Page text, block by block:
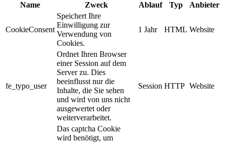
Name Zweck Ablauf Typ Anbieter
CookieConsent
Speichert Ihre
Einwilligung zur
Verwendung von
Cookies.
1 Jahr HTML Website
fe_typo_user
Ordnet Ihren Browser
einer Session auf dem
Server zu. Dies
beeinflusst nur die
Inhalte, die Sie sehen
und wird von uns nicht
ausgewertet oder
weiterverarbeitet.
Session HTTP Website
Das captcha Cookie
wird benötigt, um